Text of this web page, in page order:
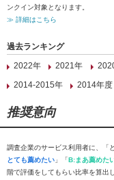
ンクイン対象となります。
≫ 詳細はこちら
過去ランキング
2022年
2021年
2014-2015年
2014年度
推奨意向
調査企業のサービス利用者に、「
とても薦めたい 」「B:まあ薦めた
階で評価をしてもらい比率を算出